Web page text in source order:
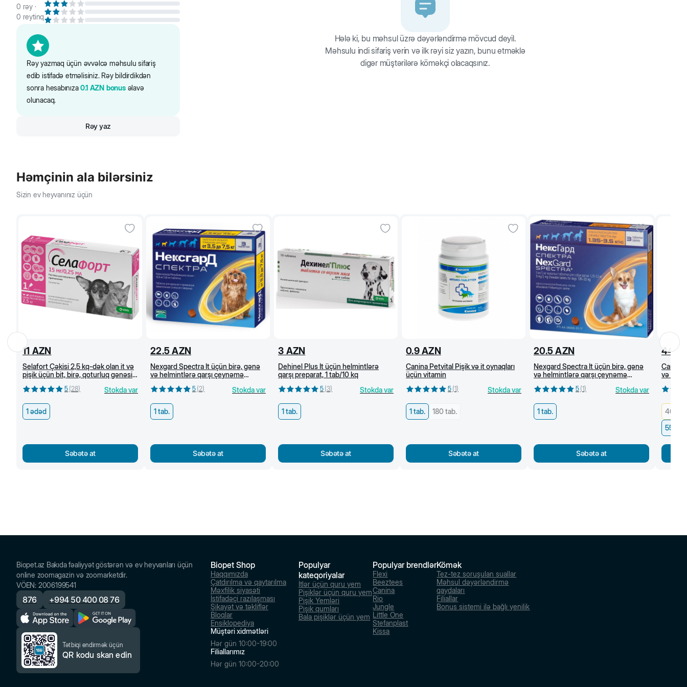
4-6 2 – 3 ½
6-9
0 rəy ·
0 reytinq
Rəy yazmaq üçün əvvəlcə məhsulu sifariş
edib istifadə etməlisiniz. Rəy bildirdikdən
sonra hesabınıza0.1 AZN bonusəlavə
olunacaq.
Rəy yaz
Hələ ki, bu məhsul üzrə dəyərləndirmə mövcud deyil.
Məhsulu indi sifariş verin və ilk rəyi siz yazın, bunu etməklə
digər müştərilərə köməkçi olacaqsınız.
Həmçinin ala bilərsiniz
Sizin ev heyvanınız üçün
11 AZN
Selafort Çəkisi 2,5 kq-dək olan it və
pişik üçün bit, birə, qoturluq gənəsi
5 (28) Stokda var
1 ədəd
Səbətə at
22.5 AZN
Nexgard Spectra İt üçün birə, gənə
və helmintlərə qarşı çeynəmə
5 (2) Stokda var
1 tab.
Səbətə at
3 AZN
Dehinel Plus İt üçün helmintlərə
qarşı preparat, 1 tab/10 kq
5 (3) Stokda var
1 tab.
Səbətə at
0.9 AZN
Canina Petvital Pişik və it oynaqları
üçün vitamin
5 (1) Stokda var
1 tab. 180 tab.
Səbətə at
20.5 AZN
Nexgard Spectra İt üçün birə, gənə
və helmintlərə qarşı çeynəmə
5 (1) Stokda var
1 tab.
Səbətə at
44
Canina
və tük
40 q/
55 q/
Biopet.az Bakıda fəaliyyət göstərən və ev heyvanları üçün
online zoomagazin və zoomarketdir.
VÖEN: 2006199541
876 +994 50 400 08 76
Tətbiqi endirmək üçün
QR kodu skan edin
Biopet Shop
Haqqımızda
Çatdırılma və qaytarılma
Məxfilik siyasəti
İstifadəçi razılaşması
Şikayət və təkliflər
Bloqlar
Ensiklopediya
Müştəri xidmətləri
Hər gün 10:00-19:00
Filiallarımız
Hər gün 10:00-20:00
Populyar
kateqoriyalar
İtlər üçün quru yem
Pişiklər üçün quru yem
Pişik Yemləri
Pişik qumları
Bala pişiklər üçün yem
Populyar brendlər
Flexi
Beeztees
Canina
Rio
Jungle
Little One
Stefanplast
Kissa
Kömək
Tez-tez soruşulan suallar
Məhsul dəyərləndirmə
qaydaları
Filiallar
Bonus sistemi ilə bağlı yenilik